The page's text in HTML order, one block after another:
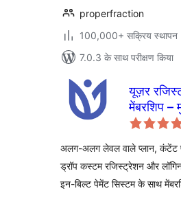
properfraction
100,000+ सक्रिय स्थापन
7.0.3 के साथ परीक्षण किया
यूज़र
मेंबरशिप –
मेंबरशिप,
प्रोफ़ाइल,
बिल्डर
अलग-अलग लेवल वाले प्लान, कंटेंट
ड्रॉप कस्टम रजिस्ट्रेशन और
इन-बिल्ट पेमेंट सिस्टम के साथ